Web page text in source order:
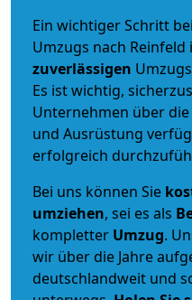
Ein wichtiger Schritt
Umzugs nach Reinfeld
zuverlässigen
Es ist wichtig,
Unternehmen über
und Ausrüstung
erfolgreich
Bei uns können Sie
umziehen, sei es als
kompletter Umzug.
wir über die Jahre
deutschlandweit und